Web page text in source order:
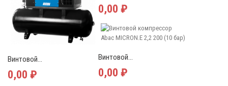
Винтовой...
0,00 ₽
0,00 ₽
Винтовой...
0,00 ₽